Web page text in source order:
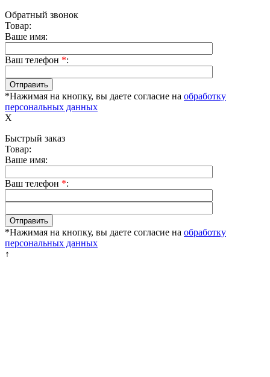
Обратный звонок
Товар:
Ваше имя:
Ваш телефон *:
*Нажимая на кнопку, вы даете согласие на обработку
персональных данных
X
Быстрый заказ
Товар:
Ваше имя:
Ваш телефон *:
*Нажимая на кнопку, вы даете согласие на обработку
персональных данных
↑